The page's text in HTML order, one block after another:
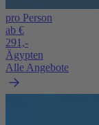
pro Person
ab €
291,-
Ägypten
Alle Angebote